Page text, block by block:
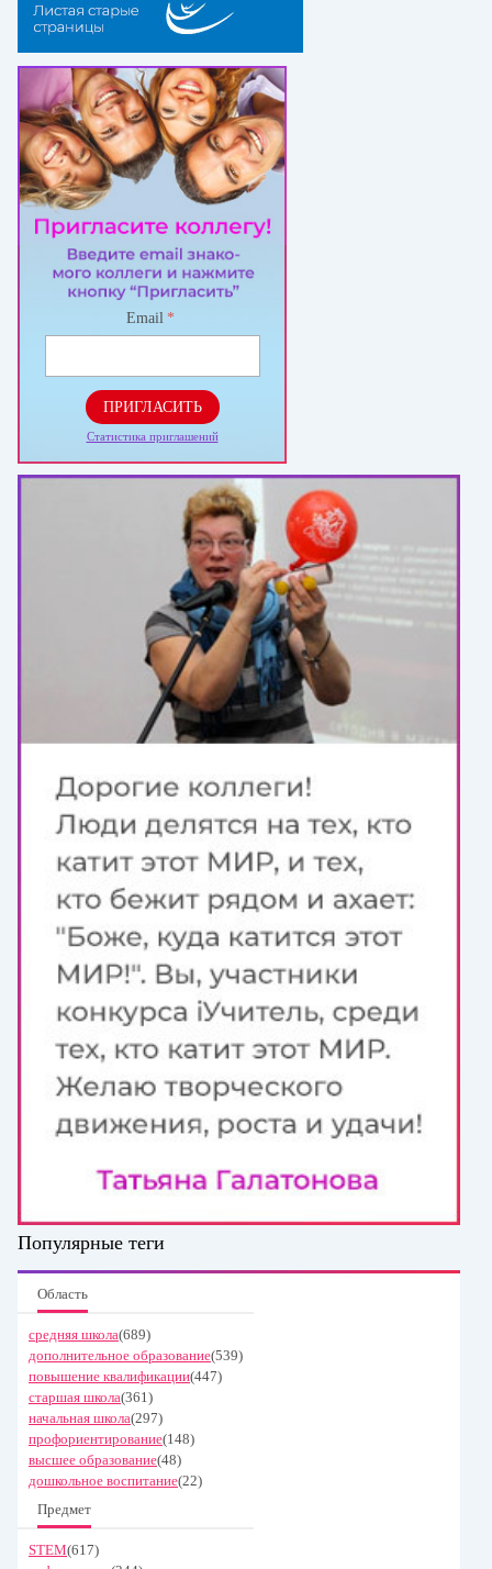
Email *
ПРИГЛАСИТЬ
Статистика приглашений
Популярные теги
Область
средняя школа(689)
дополнительное образование(539)
повышение квалификации(447)
старшая школа(361)
начальная школа(297)
профориентирование(148)
высшее образование(48)
дошкольное воспитание(22)
Предмет
STEM(617)